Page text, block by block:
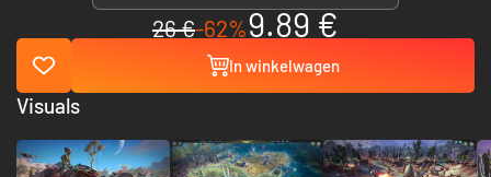
26 €-62%9.89 €
In winkelwagen
Visuals